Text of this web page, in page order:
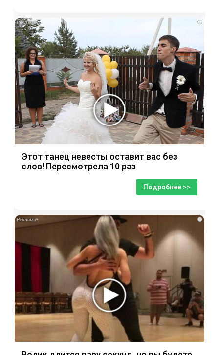
i
Этот танец невесты оставит вас без
слов! Пересмотрела 10 раз
Подробнее >>
i